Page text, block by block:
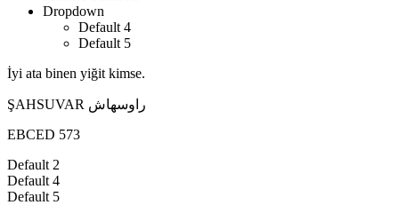
Dropdown
Default 4
Default 5
İyi ata binen yiğit kimse.
ŞAHSUVAR راوسهاش
EBCED 573
Default 2
Default 4
Default 5